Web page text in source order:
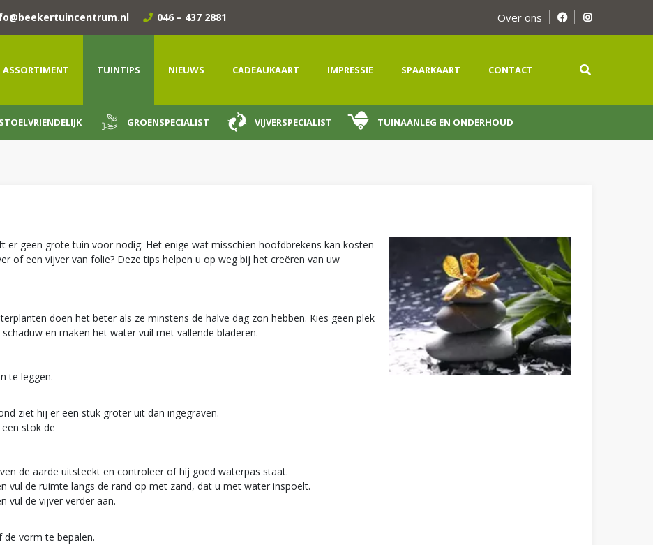
046 – 437 2881 Over ons
ASSORTIMENT TUINTIPS NIEUWS CADEAUKAART IMPRESSIE SPAARKAART CONTACT
GROENSPECIALIST VIJVERSPECIALIST TUINAANLEG EN ONDERHOUD
er geen grote tuin voor nodig. Het enige wat misschien hoofdbrekens kan kosten
of een vijver van folie? Deze tips helpen u op weg bij het creëren van uw
doen het beter als ze minstens de halve dag zon hebben. Kies geen plek
en maken het water vuil met vallende bladeren.
te leggen.
ziet hij er een stuk groter uit dan ingegraven.
stok de
de aarde uitsteekt en controleer of hij goed waterpas staat.
vul de ruimte langs de rand op met zand, dat u met water inspoelt.
vul de vijver verder aan.
de vorm te bepalen.